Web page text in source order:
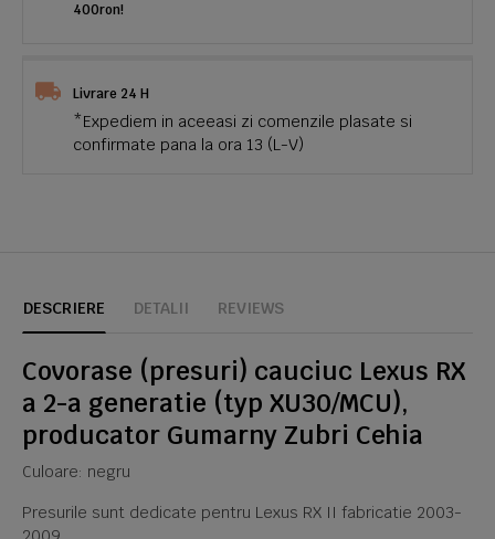
400ron!
Livrare 24 H
*Expediem in aceeasi zi comenzile plasate si
confirmate pana la ora 13 (L-V)
DESCRIERE DETALII REVIEWS
Covorase (presuri) cauciuc Lexus RX
a 2-a generatie (typ XU30/MCU),
producator Gumarny Zubri Cehia
Culoare: negru
Presurile sunt dedicate pentru Lexus RX II fabricatie 2003-